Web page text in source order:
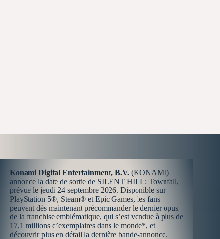
Konami Digital Entertainment, B.V. (KONAMI)
annonce la date de sortie de SILENT HILL: Townfall,
prévue le jeudi 24 septembre 2026. Disponible sur
PlayStation 5®, Steam® et Epic Games, les fans
peuvent dès maintenant précommander le dernier opus
de la franchise emblématique, qui s’est vendue à plus de
17,1 millions d’exemplaires dans le monde*, et
découvrir plus en détail la dernière bande-annonce.